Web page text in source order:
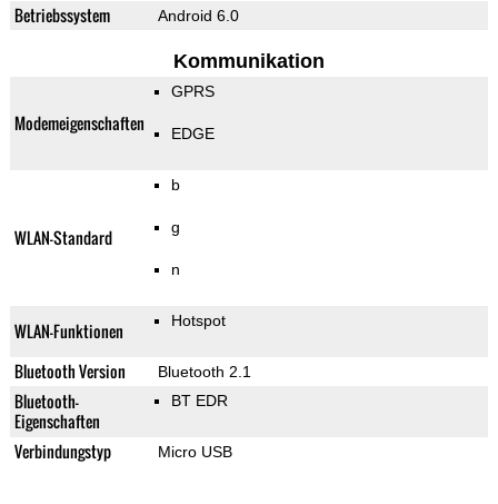
Betriebssystem Android 6.0
Kommunikation
Modemeigenschaften
GPRS
EDGE
WLAN-Standard
b
g
n
WLAN-Funktionen Hotspot
Bluetooth Version Bluetooth 2.1
Bluetooth-
Eigenschaften
BT EDR
Verbindungstyp Micro USB